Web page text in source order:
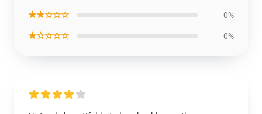
★★☆☆☆ 0%
★☆☆☆☆ 0%